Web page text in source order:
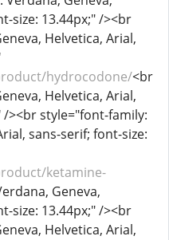
size: 13.44px;" /><br
Helvetica, Arial,
hydrocodone/<br
Helvetica, Arial,
/><br style="font-family:
sans-serif; font-size:
ketamine-
Geneva,
size: 13.44px;" /><br
Helvetica, Arial,